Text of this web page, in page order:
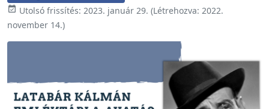
 Utolsó frissítés: 2023. január 29. (Létrehozva: 2022.
november 14.)